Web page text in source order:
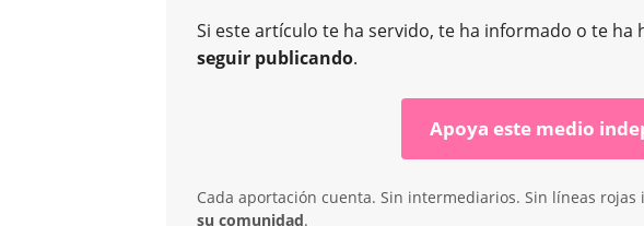
Si este artículo te ha servido, te ha informado o te ha
seguir publicando.
Apoya este medio
Cada aportación cuenta. Sin intermediarios. Sin líneas rojas
su comunidad.